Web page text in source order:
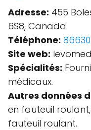
Adresse: 455
6S8, Canada.
Téléphone:
Site web:
Spécialités:
médicaux.
Autres données
en fauteuil
fauteuil roulant.